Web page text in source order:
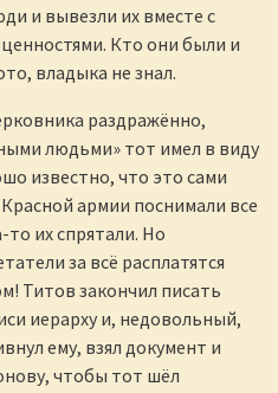
и вывезли их вместе с
Кто они были и
владыка не знал.
раздражённо,
людьми» тот имел в виду
известно, что это сами
армии поснимали все
их спрятали. Но
за всё расплатятся
Титов закончил писать
иерарху и, недовольный,
ему, взял документ и
чтобы тот шёл